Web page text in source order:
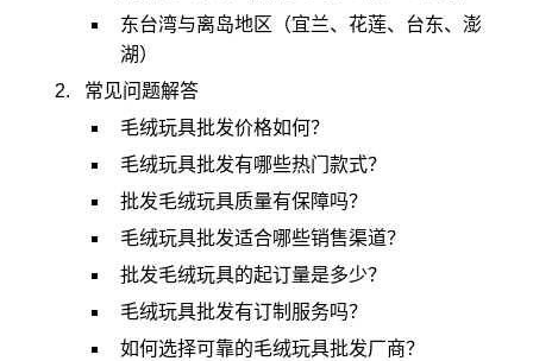
东台湾与离岛地区（宜兰、花莲、台东、澎
湖）
常见问题解答
毛绒玩具批发价格如何？
毛绒玩具批发有哪些热门款式？
批发毛绒玩具质量有保障吗？
毛绒玩具批发适合哪些销售渠道？
批发毛绒玩具的起订量是多少？
毛绒玩具批发有订制服务吗？
如何选择可靠的毛绒玩具批发厂商？